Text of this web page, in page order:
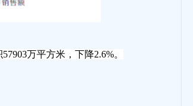
万平方米，下降2.6%。